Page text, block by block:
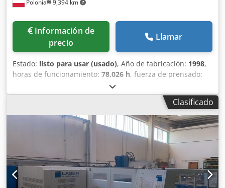
Polonia 9,394 km
Información de
precio
Llamar
Estado: listo para usar (usado), Año de fabricación: 1998,
horas de funcionamiento: 78,026 h, fuerza de prensado:
, número de ejes:
plegadora AMADA HFBO 100-30 de 8 ejes se fabricó en
1998. Cuenta con una fuerza máxima de prensado de 1000
kN y una longitud de plegado de 3100 mm, lo que le
confiere unas prestaciones sólidas para diversas
aplicaciones. La máquina se sometió a actualizaciones de
software y a la sustitución de cilindros en 2024. Si busca
capacidades de plegado de alta calidad, considere la
prensa plegadora AMADA HFBO 100-30 que tenemos a la
venta. Póngase en contacto con nosotros para obtener más
Clasificado